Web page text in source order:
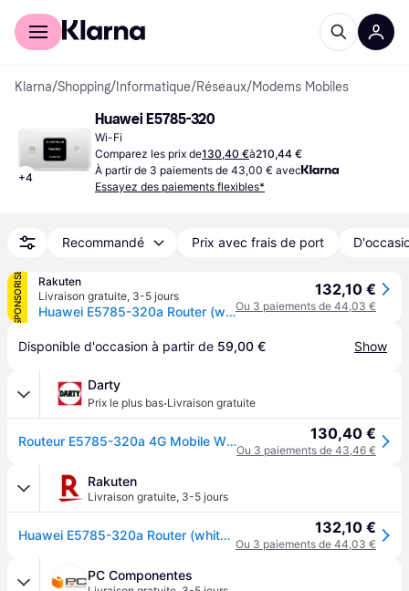
Acheter avec Klarna
Klarna/Shopping/ Informatique/Réseaux/Modems Mobiles
+4
Huawei E5785-320
Wi-Fi
Comparez les prix de130,40 €à210,44 €
À partir de 3 paiements de 43,00 € avec
Essayez des paiements flexibles*
Recommandé Prix avec frais de port
SPONSORISÉ
Rakuten
Livraison gratuite, 3-5 jours
Huawei E5785-320a Router (white Color)
132,10 €
Ou 3 paiements de 44,03 €
Disponible d'occasion à partir de 59,00 € Show
Darty
Prix le plus bas·Livraison gratuite
Routeur E5785-320a 4G Mobile WiFi 3 Blanc 130,40 €
Ou 3 paiements de 43,46 €
Rakuten
Livraison gratuite, 3-5 jours
Huawei E5785-320a Router (white Color) 132,10 €
Ou 3 paiements de 44,03 €
PC Componentes